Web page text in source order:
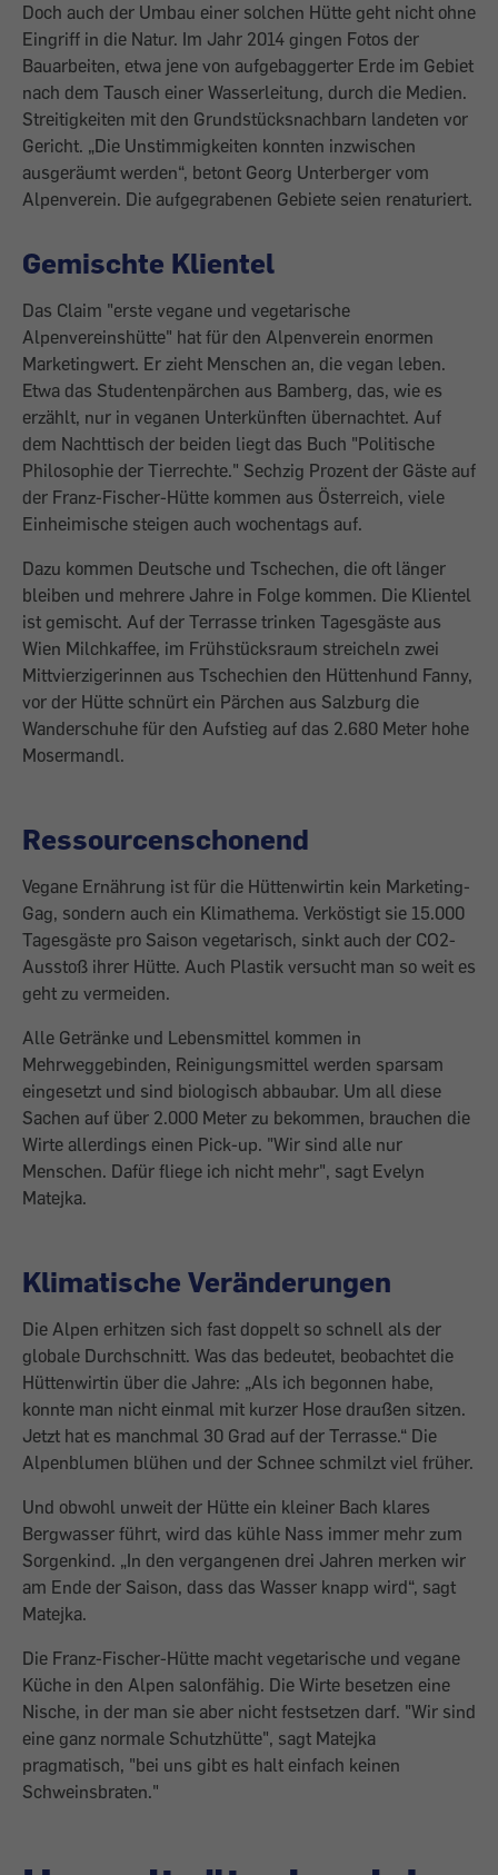
Doch auch der Umbau einer solchen Hütte geht nicht ohne
Eingriff in die Natur. Im Jahr 2014 gingen Fotos der
Bauarbeiten, etwa jene von aufgebaggerter Erde im Gebiet
nach dem Tausch einer Wasserleitung, durch die Medien.
Streitigkeiten mit den Grundstücksnachbarn landeten vor
Gericht. „Die Unstimmigkeiten konnten inzwischen
ausgeräumt werden“, betont Georg Unterberger vom
Alpenverein. Die aufgegrabenen Gebiete seien renaturiert.
Gemischte Klientel
Das Claim "erste vegane und vegetarische
Alpenvereinshütte" hat für den Alpenverein enormen
Marketingwert. Er zieht Menschen an, die vegan leben.
Etwa das Studentenpärchen aus Bamberg, das, wie es
erzählt, nur in veganen Unterkünften übernachtet. Auf
dem Nachttisch der beiden liegt das Buch "Politische
Philosophie der Tierrechte." Sechzig Prozent der Gäste auf
der Franz-Fischer-Hütte kommen aus Österreich, viele
Einheimische steigen auch wochentags auf.
Dazu kommen Deutsche und Tschechen, die oft länger
bleiben und mehrere Jahre in Folge kommen. Die Klientel
ist gemischt. Auf der Terrasse trinken Tagesgäste aus
Wien Milchkaffee, im Frühstücksraum streicheln zwei
Mittvierzigerinnen aus Tschechien den Hüttenhund Fanny,
vor der Hütte schnürt ein Pärchen aus Salzburg die
Wanderschuhe für den Aufstieg auf das 2.680 Meter hohe
Mosermandl.
Ressourcenschonend
Vegane Ernährung ist für die Hüttenwirtin kein Marketing-
Gag, sondern auch ein Klimathema. Verköstigt sie 15.000
Tagesgäste pro Saison vegetarisch, sinkt auch der CO2-
Ausstoß ihrer Hütte. Auch Plastik versucht man so weit es
geht zu vermeiden.
Alle Getränke und Lebensmittel kommen in
Mehrweggebinden, Reinigungsmittel werden sparsam
eingesetzt und sind biologisch abbaubar. Um all diese
Sachen auf über 2.000 Meter zu bekommen, brauchen die
Wirte allerdings einen Pick-up. "Wir sind alle nur
Menschen. Dafür fliege ich nicht mehr", sagt Evelyn
Matejka.
Klimatische Veränderungen
Die Alpen erhitzen sich fast doppelt so schnell als der
globale Durchschnitt. Was das bedeutet, beobachtet die
Hüttenwirtin über die Jahre: „Als ich begonnen habe,
konnte man nicht einmal mit kurzer Hose draußen sitzen.
Jetzt hat es manchmal 30 Grad auf der Terrasse.“ Die
Alpenblumen blühen und der Schnee schmilzt viel früher.
Und obwohl unweit der Hütte ein kleiner Bach klares
Bergwasser führt, wird das kühle Nass immer mehr zum
Sorgenkind. „In den vergangenen drei Jahren merken wir
am Ende der Saison, dass das Wasser knapp wird“, sagt
Matejka.
Die Franz-Fischer-Hütte macht vegetarische und vegane
Küche in den Alpen salonfähig. Die Wirte besetzen eine
Nische, in der man sie aber nicht festsetzen darf. "Wir sind
eine ganz normale Schutzhütte", sagt Matejka
pragmatisch, "bei uns gibt es halt einfach keinen
Schweinsbraten."